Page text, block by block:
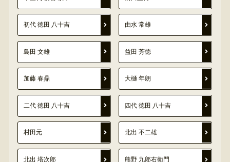
初代 徳田 八十吉 由水 常雄
島田 文雄 益田 芳徳
加藤 春鼎 大樋 年朗
二代 徳田 八十吉 四代 徳田 八十吉
村田元 北出 不二雄
北出 塔次郎 熊野 九郎右衛門